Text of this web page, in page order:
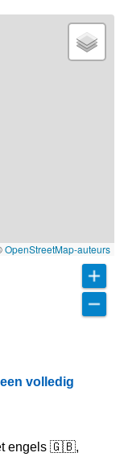
OpenStreetMap-auteurs
volledig
engels 🇬🇧,